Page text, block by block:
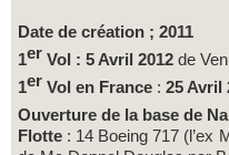
Date de création ; 2011
1er Vol : 5 Avril 2012 de
1er Vol en France : 25 Avril
Ouverture de la base de
Flotte : 14 Boeing 717 (l’ex